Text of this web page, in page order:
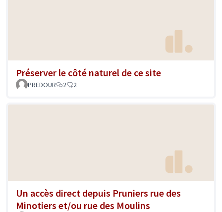
Préserver le côté naturel de ce site
PREDOUR 2 2
Un accès direct depuis Pruniers rue des
Minotiers et/ou rue des Moulins